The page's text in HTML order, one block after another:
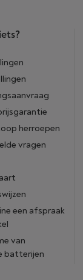
herroepen
vragen
een afspraak
van
batterijen